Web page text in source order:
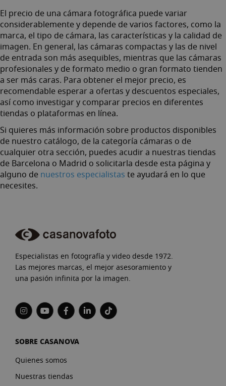
El precio de una cámara fotográfica puede variar
considerablemente y depende de varios factores, como la
marca, el tipo de cámara, las características y la calidad de
imagen. En general, las cámaras compactas y las de nivel
de entrada son más asequibles, mientras que las cámaras
profesionales y de formato medio o gran formato tienden
a ser más caras. Para obtener el mejor precio, es
recomendable esperar a ofertas y descuentos especiales,
así como investigar y comparar precios en diferentes
tiendas o plataformas en línea.
Si quieres más información sobre productos disponibles
de nuestro catálogo, de la categoría cámaras o de
cualquier otra sección, puedes acudir a nuestras tiendas
de Barcelona o Madrid o solicitarla desde esta página y
alguno de nuestros especialistas te ayudará en lo que
necesites.
Especialistas en fotografía y video desde 1972.
Las mejores marcas, el mejor asesoramiento y
una pasión infinita por la imagen.
SOBRE CASANOVA
Quienes somos
Nuestras tiendas